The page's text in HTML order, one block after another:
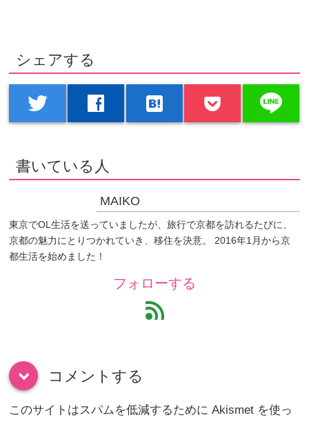
シェアする
twitter facebook hatenabookmark line
書いている人
MAIKO
東京でOL生活を送っていましたが、旅行で京都を訪れるたびに、
京都の魅力にとりつかれていき、移住を決意。 2016年1月から京
都生活を始めました！
フォローする
feed
down コメントする
このサイトはスパムを低減するために Akismet を使っ